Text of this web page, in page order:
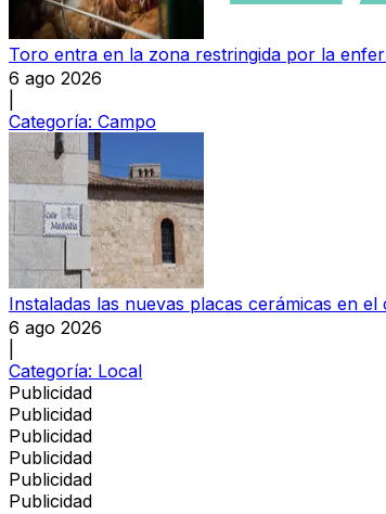
Toro entra en la zona restringida por la
6 ago 2026
Categoría: Campo
Instaladas las nuevas placas cerámicas en
6 ago 2026
Categoría: Local
Publicidad
Publicidad
Publicidad
Publicidad
Publicidad
Publicidad